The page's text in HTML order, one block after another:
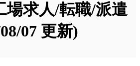
場求人/転職/派遣
07 更新)